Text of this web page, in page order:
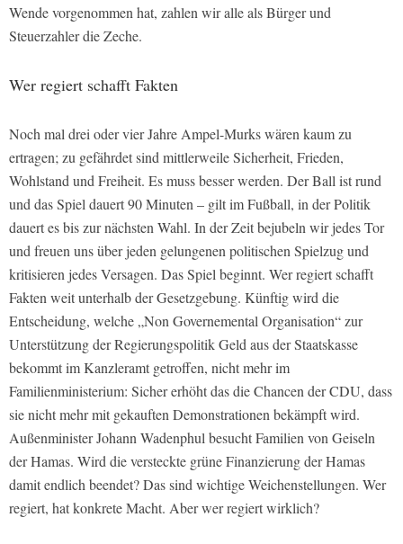
Wende vorgenommen hat, zahlen wir alle als Bürger und
Steuerzahler die Zeche.
Wer regiert schafft Fakten
Noch mal drei oder vier Jahre Ampel-Murks wären kaum zu
ertragen; zu gefährdet sind mittlerweile Sicherheit, Frieden,
Wohlstand und Freiheit. Es muss besser werden. Der Ball ist rund
und das Spiel dauert 90 Minuten – gilt im Fußball, in der Politik
dauert es bis zur nächsten Wahl. In der Zeit bejubeln wir jedes Tor
und freuen uns über jeden gelungenen politischen Spielzug und
kritisieren jedes Versagen. Das Spiel beginnt. Wer regiert schafft
Fakten weit unterhalb der Gesetzgebung. Künftig wird die
Entscheidung, welche „Non Governemental Organisation“ zur
Unterstützung der Regierungspolitik Geld aus der Staatskasse
bekommt im Kanzleramt getroffen, nicht mehr im
Familienministerium: Sicher erhöht das die Chancen der CDU, dass
sie nicht mehr mit gekauften Demonstrationen bekämpft wird.
Außenminister Johann Wadenphul besucht Familien von Geiseln
der Hamas. Wird die versteckte grüne Finanzierung der Hamas
damit endlich beendet? Das sind wichtige Weichenstellungen. Wer
regiert, hat konkrete Macht. Aber wer regiert wirklich?